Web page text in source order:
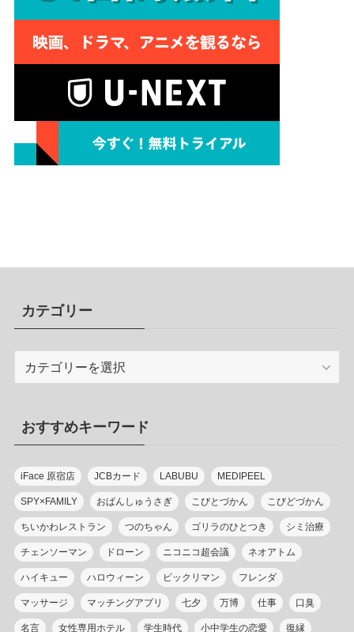
カテゴリー
リ
ー
おすすめキーワード
iFace 原宿店 JCBカード LABUBU MEDIPEEL
SPY×FAMILY おぱんしゅうさぎ こびとづかん こびどづかん
ちいかわレストラン つのちゃん ゴリラのひとつき シミ治療
チェンソーマン ドローン ニコニコ超会議 ネオアトム
ハイキュー ハロウィーン ビックリマン フレンダ
マッサージ マッチングアプリ 七夕 万博 仕事 口臭
名言 女性専用ホテル 学生時代 小中学生の恋愛 復縁